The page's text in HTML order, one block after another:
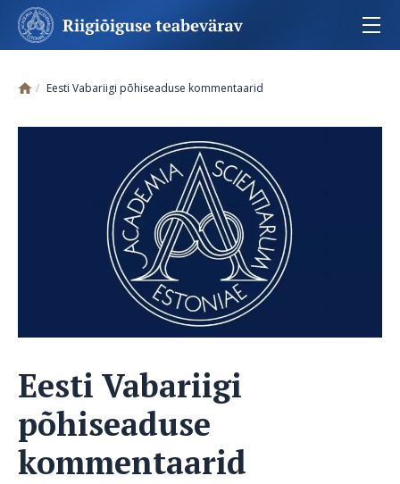
Jäta menüü vahele
Eesti Vabariigi põhiseaduse kommentaarid
Eesti Vabariigi
põhiseaduse
kommentaarid